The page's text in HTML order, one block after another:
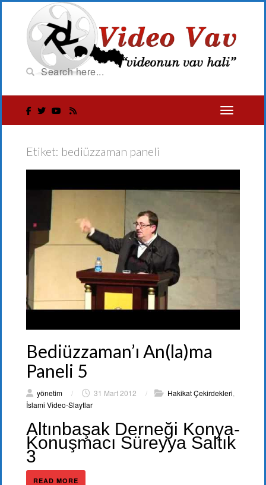
Etiket: bediüzzaman paneli
Bediüzzaman’ı An(la)ma
Paneli 5
yönetim / 31 Mart 2012 / Hakikat Çekirdekleri
İslami Video-Slaytlar
Altınbaşak Derneği Konya-
Konuşmacı Süreyya Saltık
3
READ MORE